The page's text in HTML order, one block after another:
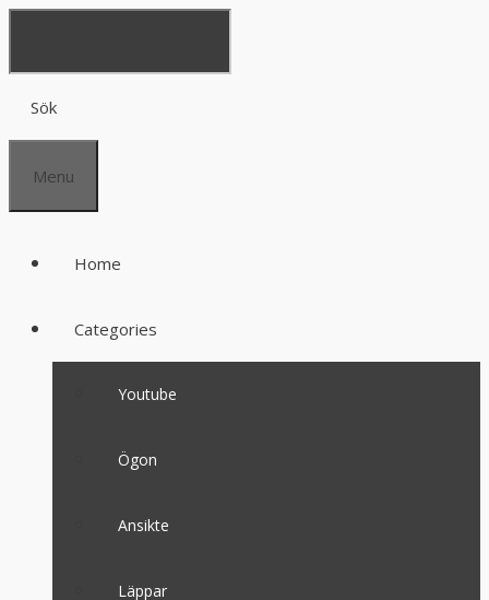
Sök
Menu
Home
Categories
Youtube
Ögon
Ansikte
Läppar